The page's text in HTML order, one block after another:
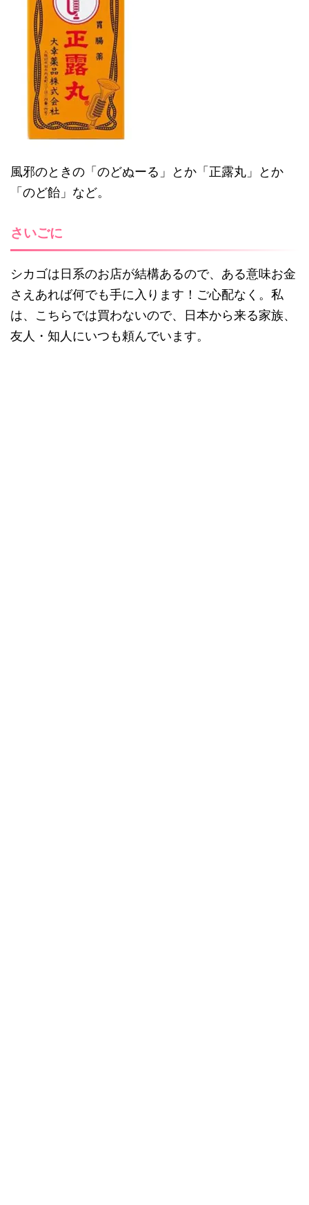
風邪のときの「のどぬーる」とか「正露丸」とか
「のど飴」など。
さいごに
シカゴは日系のお店が結構あるので、ある意味お金
さえあれば何でも手に入ります！ご心配なく。私
は、こちらでは買わないので、日本から来る家族、
友人・知人にいつも頼んでいます。